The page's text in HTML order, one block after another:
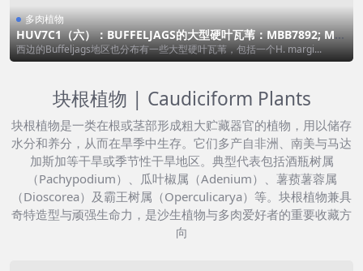
多肉植物
HUV7C1（六）：BUFFELJAGS的大型硬叶瓦苇：MBB7892; MB
B7891
西边的Buffeljags地区也分布有一些大型硬叶瓦苇，包括一个H. margi...
块根植物 | Caudiciform Plants
块根植物是一类在根或茎部形成粗大贮藏器官的植物，用以储存
水分和养分，从而在旱季中生存。它们多产自非洲、南美与马达
加斯加等干旱或季节性干旱地区。典型代表包括酒瓶树属
（Pachypodium）、瓜叶椒属（Adenium）、薯蓣薯蓉属
（Dioscorea）及霸王树属（Operculicarya）等。块根植物兼具
奇特造型与顽强生命力，是沙生植物与多肉爱好者的重要收藏方
向